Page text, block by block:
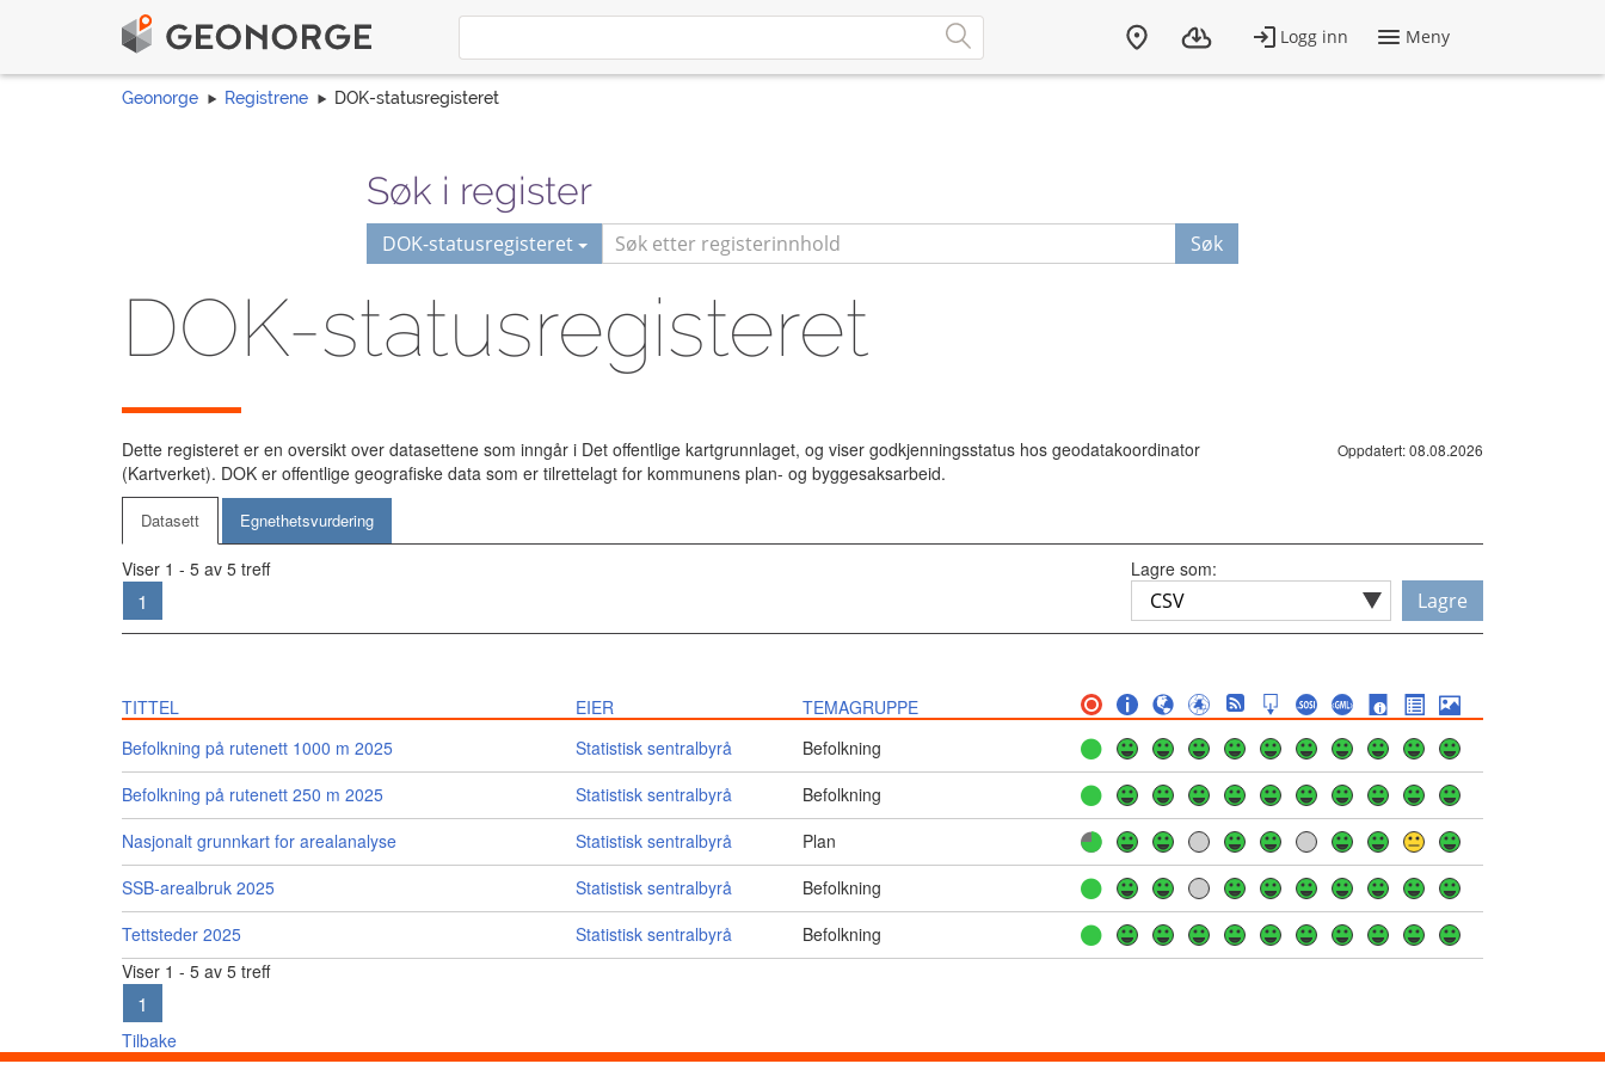
Geonorge Registrene DOK-statusregisteret
Søk i register
DOK-statusregisteret Søk
DOK-statusregisteret
Dette registeret er en oversikt over datasettene som inngår i Det offentlige kartgrunnlaget, og viser godkjenningsstatus hos geodatakoordinator
(Kartverket). DOK er offentlige geografiske data som er tilrettelagt for kommunens plan- og byggesaksarbeid.
Oppdatert: 08.08.2026
Datasett Egnethetsvurdering
Viser 1 - 5 av 5 treff
1
Lagre som:
Lagre
TITTEL EIER
TEMAGRUPPE
Befolkning på rutenett 1000 m 2025
Statistisk sentralbyrå
Befolkning
Befolkning på rutenett 250 m 2025
Statistisk sentralbyrå
Befolkning
Nasjonalt grunnkart for arealanalyse
Statistisk sentralbyrå
Plan
SSB-arealbruk 2025
Statistisk sentralbyrå
Befolkning
Tettsteder 2025
Statistisk sentralbyrå
Befolkning
Viser 1 - 5 av 5 treff
1
Tilbake